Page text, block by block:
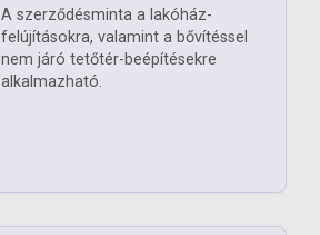
A szerződésminta a lakóház-
felújításokra, valamint a bővítéssel
nem járó tetőtér-beépítésekre
alkalmazható.